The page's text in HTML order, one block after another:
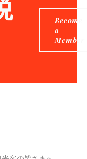
Become
a
Member